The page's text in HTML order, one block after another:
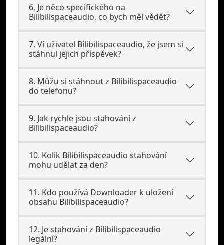
6. Je něco specifického na
Bilibilispaceaudio, co bych měl vědět?
7. Ví uživatel Bilibilispaceaudio, že jsem si
stáhnul jejich příspěvek?
8. Můžu si stáhnout z Bilibilispaceaudio
do telefonu?
9. Jak rychle jsou stahování z
Bilibilispaceaudio?
10. Kolik Bilibilispaceaudio stahování
mohu udělat za den?
11. Kdo používá Downloader k uložení
obsahu Bilibilispaceaudio?
12. Je stahování z Bilibilispaceaudio
legální?